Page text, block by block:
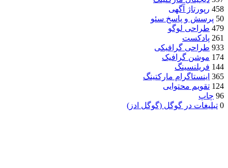
458 رپورتاژ آگهی
50 پرسش و پاسخ سئو
479 طراحی لوگو
261 پادکست
933 طراحی گرافیکی
174 موشن گرافیک
144 فریلنسینگ
365 اینستاگرام مارکتینگ
124 تقویم محتوایی
96 چاپ
0 تبلیغات در گوگل (گوگل ادز)